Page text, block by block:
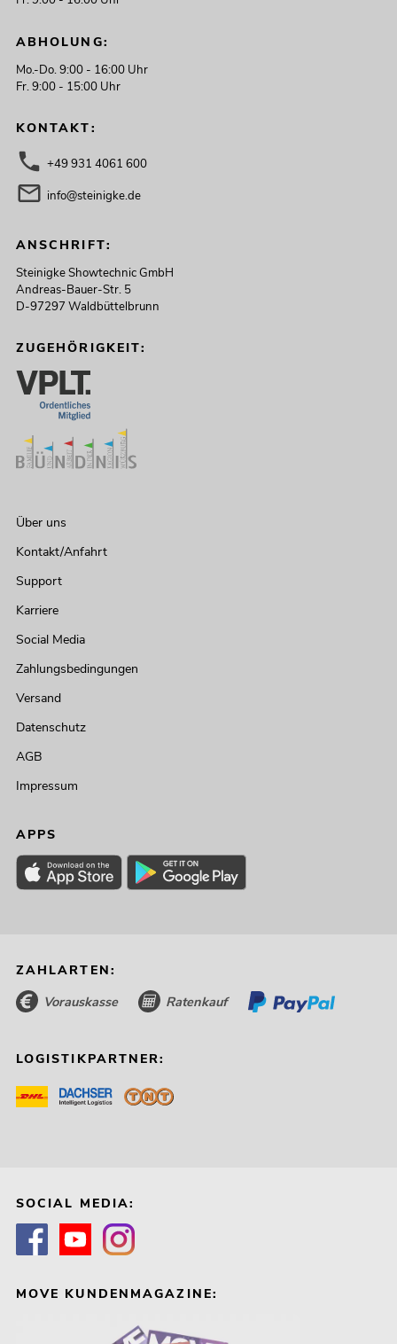
ABHOLUNG:
Mo.-Do. 9:00 - 16:00 Uhr
Fr. 9:00 - 15:00 Uhr
KONTAKT:
+49 931 4061 600
info@steinigke.de
ANSCHRIFT:
Steinigke Showtechnic GmbH
Andreas-Bauer-Str. 5
D-97297 Waldbüttelbrunn
ZUGEHÖRIGKEIT:
Über uns
Kontakt/Anfahrt
Support
Karriere
Social Media
Zahlungsbedingungen
Versand
Datenschutz
AGB
Impressum
APPS
ZAHLARTEN:
Vorauskasse Ratenkauf
LOGISTIKPARTNER:
SOCIAL MEDIA:
MOVE KUNDENMAGAZINE: